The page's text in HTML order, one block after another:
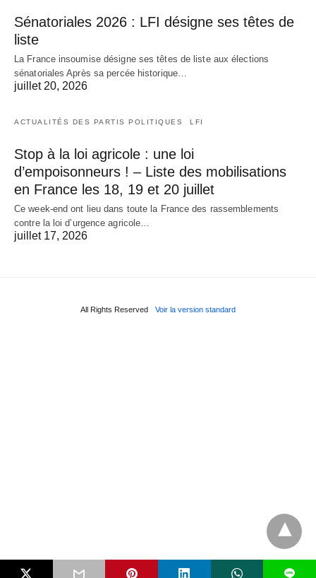
Sénatoriales 2026 : LFI désigne ses têtes de
liste
La France insoumise désigne ses têtes de liste aux élections
sénatoriales Après sa percée historique…
juillet 20, 2026
ACTUALITÉS DES PARTIS POLITIQUES LFI
Stop à la loi agricole : une loi
d’empoisonneurs ! – Liste des mobilisations
en France les 18, 19 et 20 juillet
Ce week-end ont lieu dans toute la France des rassemblements
contre la loi d’urgence agricole…
juillet 17, 2026
All Rights Reserved Voir la version standard
L